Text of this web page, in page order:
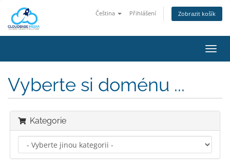
Čeština Přihlášení Zobrazit košík
Vyberte si doménu ...
Kategorie